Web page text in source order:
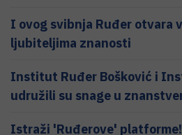
I ovog svibnja Ruđer otvara
ljubiteljima znanosti
Institut Ruđer Bošković i
udružili su snage u
Istraži 'Ruđerove' platforme!